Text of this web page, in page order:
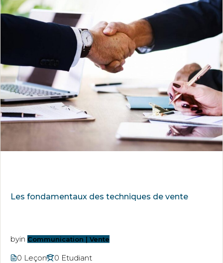
Les fondamentaux des techniques de vente
byin Communication | Vente
0 Leçon 0 Etudiant